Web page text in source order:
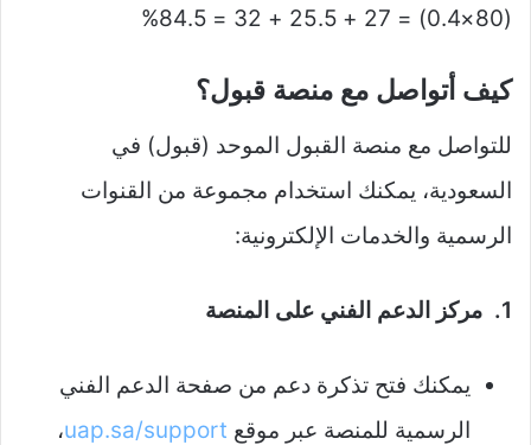
(80×0.4) = 27 + 25.5 + 32 = 84.5%
كيف أتواصل مع منصة قبول؟
للتواصل مع منصة القبول الموحد (قبول) في
السعودية، يمكنك استخدام مجموعة من القنوات
الرسمية والخدمات الإلكترونية:
1. مركز الدعم الفني على المنصة
يمكنك فتح تذكرة دعم من صفحة الدعم الفني
الرسمية للمنصة عبر موقع uap.sa/support،